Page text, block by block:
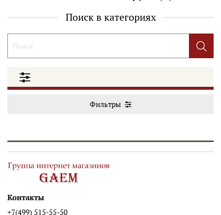
Поиск в категориях
Фильтры
Контакты
+7(499) 515-55-50